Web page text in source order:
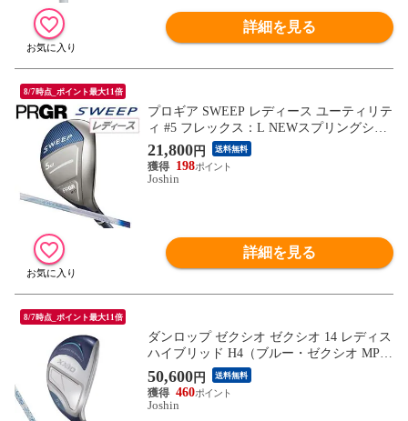
詳細を見る
8/7時点_ポイント最大11倍
プロギア SWEEP レディース ユーティリテ
ィ #5 フレックス：L NEWスプリングシャ
フト（M-30） HHE505 【返品種別A】
21,800円 送料無料
198
Joshin
詳細を見る
8/7時点_ポイント最大11倍
ダンロップ ゼクシオ ゼクシオ 14 レディス
ハイブリッド H4（ブルー・ゼクシオ MP14
00L カーボンシャフト・フレックス：L）
DUNLOP XXXIO XX14L-BL-HB-NO4-L
【返品種別A】
50,600円 送料無料
460
Joshin